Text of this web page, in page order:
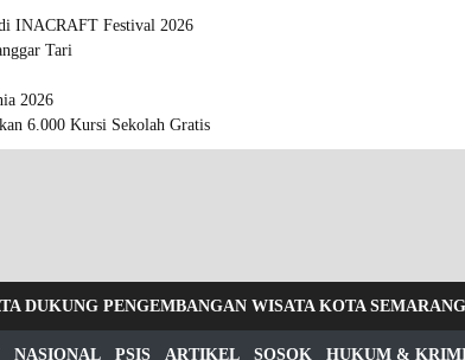
INACRAFT Festival 2026
Tari
2026
6.000 Kursi Sekolah Gratis
DUKUNG PENGEMBANGAN WISATA KOTA SEMARANG
NASIONAL PSIS ARTIKEL SOSOK HUKUM &